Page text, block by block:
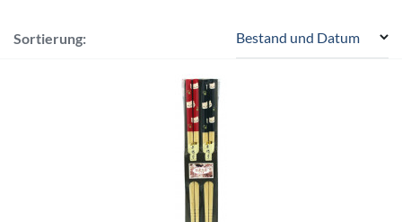
Sortierung: Bestand und Datum